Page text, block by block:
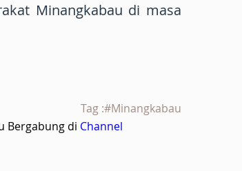
Minangkabau di masa
Tag :#Minangkabau
Bergabung di Channel